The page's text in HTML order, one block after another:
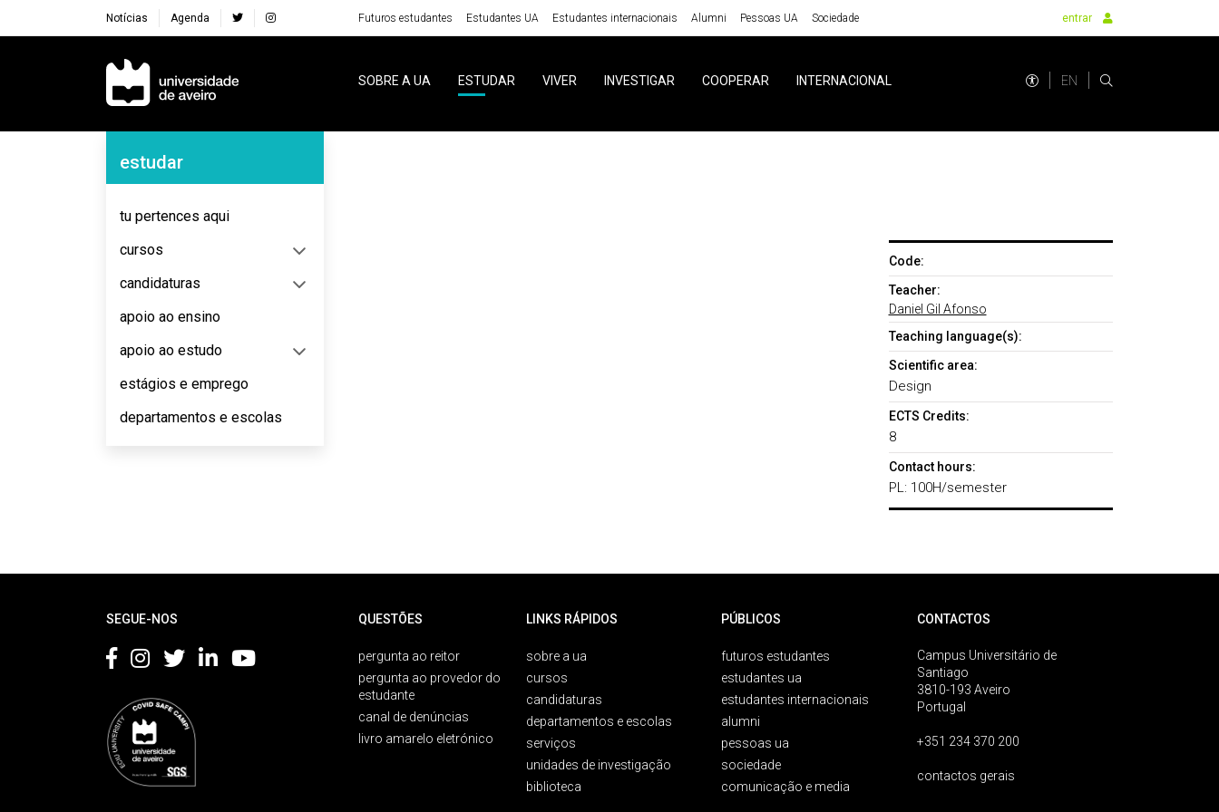
Notícias Agenda Futuros estudantes Estudantes UA Estudantes internacionais Alumni Pessoas UA Sociedade entrar
Navegação Principal
SOBRE A UA ESTUDAR VIVER INVESTIGAR COOPERAR INTERNACIONAL EN
Navegação Lateral
estudar
tu pertences aqui
cursos
candidaturas
apoio ao ensino
apoio ao estudo
estágios e emprego
departamentos e escolas
Code:
Teacher:
Daniel Gil Afonso
Teaching language(s):
Scientific area:
Design
ECTS Credits:
8
Contact hours:
PL: 100H/semester
SEGUE-NOS QUESTÕES
pergunta ao reitor
pergunta ao provedor do
estudante
canal de denúncias
livro amarelo eletrónico
LINKS RÁPIDOS
sobre a ua
cursos
candidaturas
departamentos e escolas
serviços
unidades de investigação
biblioteca
PÚBLICOS
futuros estudantes
estudantes ua
estudantes internacionais
alumni
pessoas ua
sociedade
comunicação e media
CONTACTOS
Campus Universitário de
Santiago
3810-193 Aveiro
Portugal
+351 234 370 200
contactos gerais